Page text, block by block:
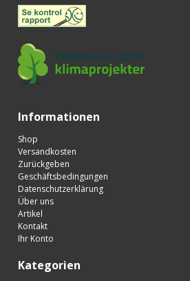
Informationen
Shop
Versandkosten
Zurückgeben
Geschäftsbedingungen
Datenschutzerklärung
Über uns
Artikel
Kontakt
Ihr Konto
Kategorien